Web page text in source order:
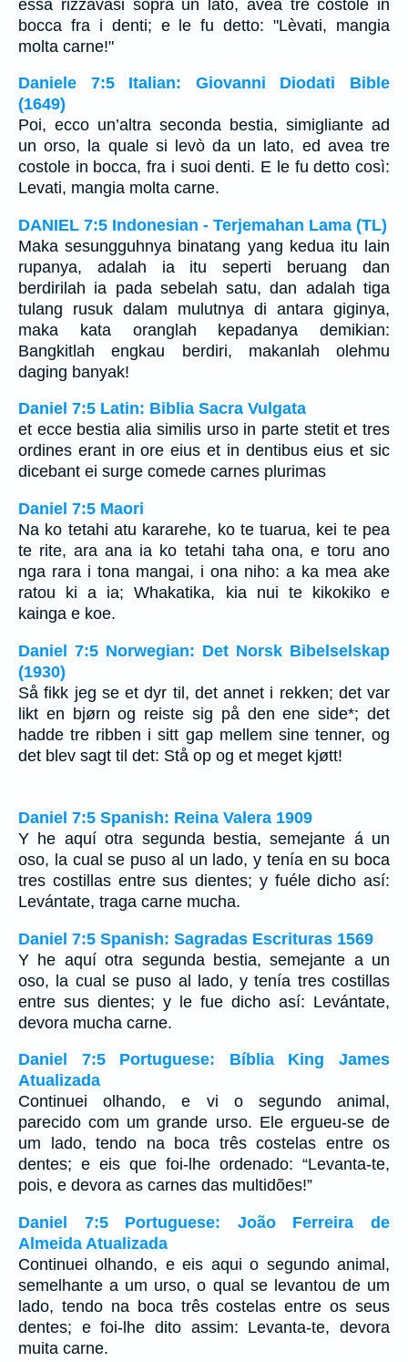
essa rizzavasi sopra un lato, avea tre costole in
bocca fra i denti; e le fu detto: "Lèvati, mangia
molta carne!"
Daniele 7:5 Italian: Giovanni Diodati Bible
(1649)
Poi, ecco un’altra seconda bestia, simigliante ad
un orso, la quale si levò da un lato, ed avea tre
costole in bocca, fra i suoi denti. E le fu detto così:
Levati, mangia molta carne.
DANIEL 7:5 Indonesian - Terjemahan Lama (TL)
Maka sesungguhnya binatang yang kedua itu lain
rupanya, adalah ia itu seperti beruang dan
berdirilah ia pada sebelah satu, dan adalah tiga
tulang rusuk dalam mulutnya di antara giginya,
maka kata oranglah kepadanya demikian:
Bangkitlah engkau berdiri, makanlah olehmu
daging banyak!
Daniel 7:5 Latin: Biblia Sacra Vulgata
et ecce bestia alia similis urso in parte stetit et tres
ordines erant in ore eius et in dentibus eius et sic
dicebant ei surge comede carnes plurimas
Daniel 7:5 Maori
Na ko tetahi atu kararehe, ko te tuarua, kei te pea
te rite, ara ana ia ko tetahi taha ona, e toru ano
nga rara i tona mangai, i ona niho: a ka mea ake
ratou ki a ia; Whakatika, kia nui te kikokiko e
kainga e koe.
Daniel 7:5 Norwegian: Det Norsk Bibelselskap
(1930)
Så fikk jeg se et dyr til, det annet i rekken; det var
likt en bjørn og reiste sig på den ene side*; det
hadde tre ribben i sitt gap mellem sine tenner, og
det blev sagt til det: Stå op og et meget kjøtt!
Daniel 7:5 Spanish: Reina Valera 1909
Y he aquí otra segunda bestia, semejante á un
oso, la cual se puso al un lado, y tenía en su boca
tres costillas entre sus dientes; y fuéle dicho así:
Levántate, traga carne mucha.
Daniel 7:5 Spanish: Sagradas Escrituras 1569
Y he aquí otra segunda bestia, semejante a un
oso, la cual se puso al lado, y tenía tres costillas
entre sus dientes; y le fue dicho así: Levántate,
devora mucha carne.
Daniel 7:5 Portuguese: Bíblia King James
Atualizada
Continuei olhando, e vi o segundo animal,
parecido com um grande urso. Ele ergueu-se de
um lado, tendo na boca três costelas entre os
dentes; e eis que foi-lhe ordenado: “Levanta-te,
pois, e devora as carnes das multidões!”
Daniel 7:5 Portuguese: João Ferreira de
Almeida Atualizada
Continuei olhando, e eis aqui o segundo animal,
semelhante a um urso, o qual se levantou de um
lado, tendo na boca três costelas entre os seus
dentes; e foi-lhe dito assim: Levanta-te, devora
muita carne.